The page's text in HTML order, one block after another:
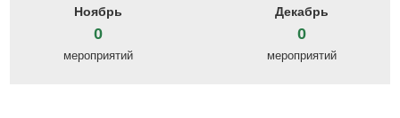
Ноябрь
0
мероприятий
Декабрь
0
мероприятий